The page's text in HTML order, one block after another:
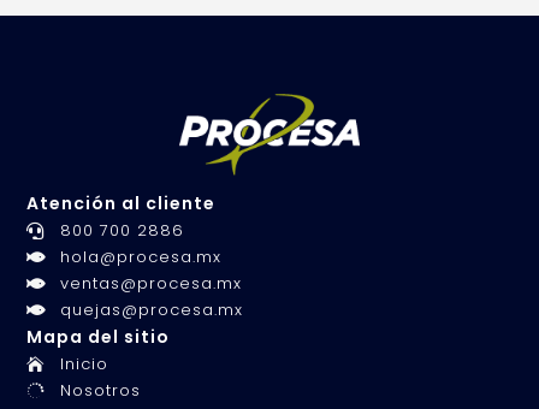
Atención al cliente
 800 700 2886
 hola@procesa.mx
 ventas@procesa.mx
 quejas@procesa.mx
Mapa del sitio
 Inicio

Nosotros